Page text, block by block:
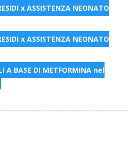
x ASSISTENZA NEONATO
x ASSISTENZA NEONATO
A BASE DI METFORMINA nel